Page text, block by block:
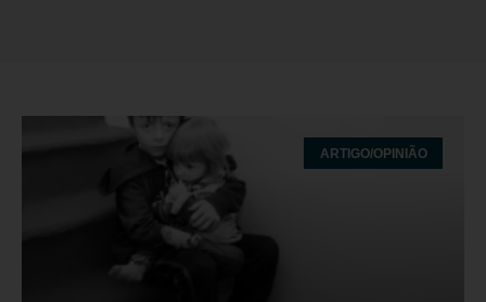
ARTIGO/OPINIÃO